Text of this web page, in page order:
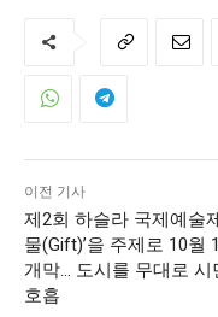
이전 기사
제2회 하슬라 국제예술
물(Gift)’을 주제로 10월
개막… 도시를 무대로 시
호흡